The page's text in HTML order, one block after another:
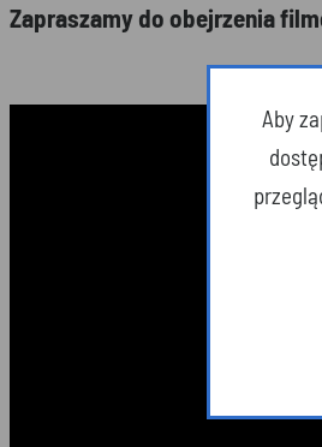
Zapraszamy do obejrzenia
Aby